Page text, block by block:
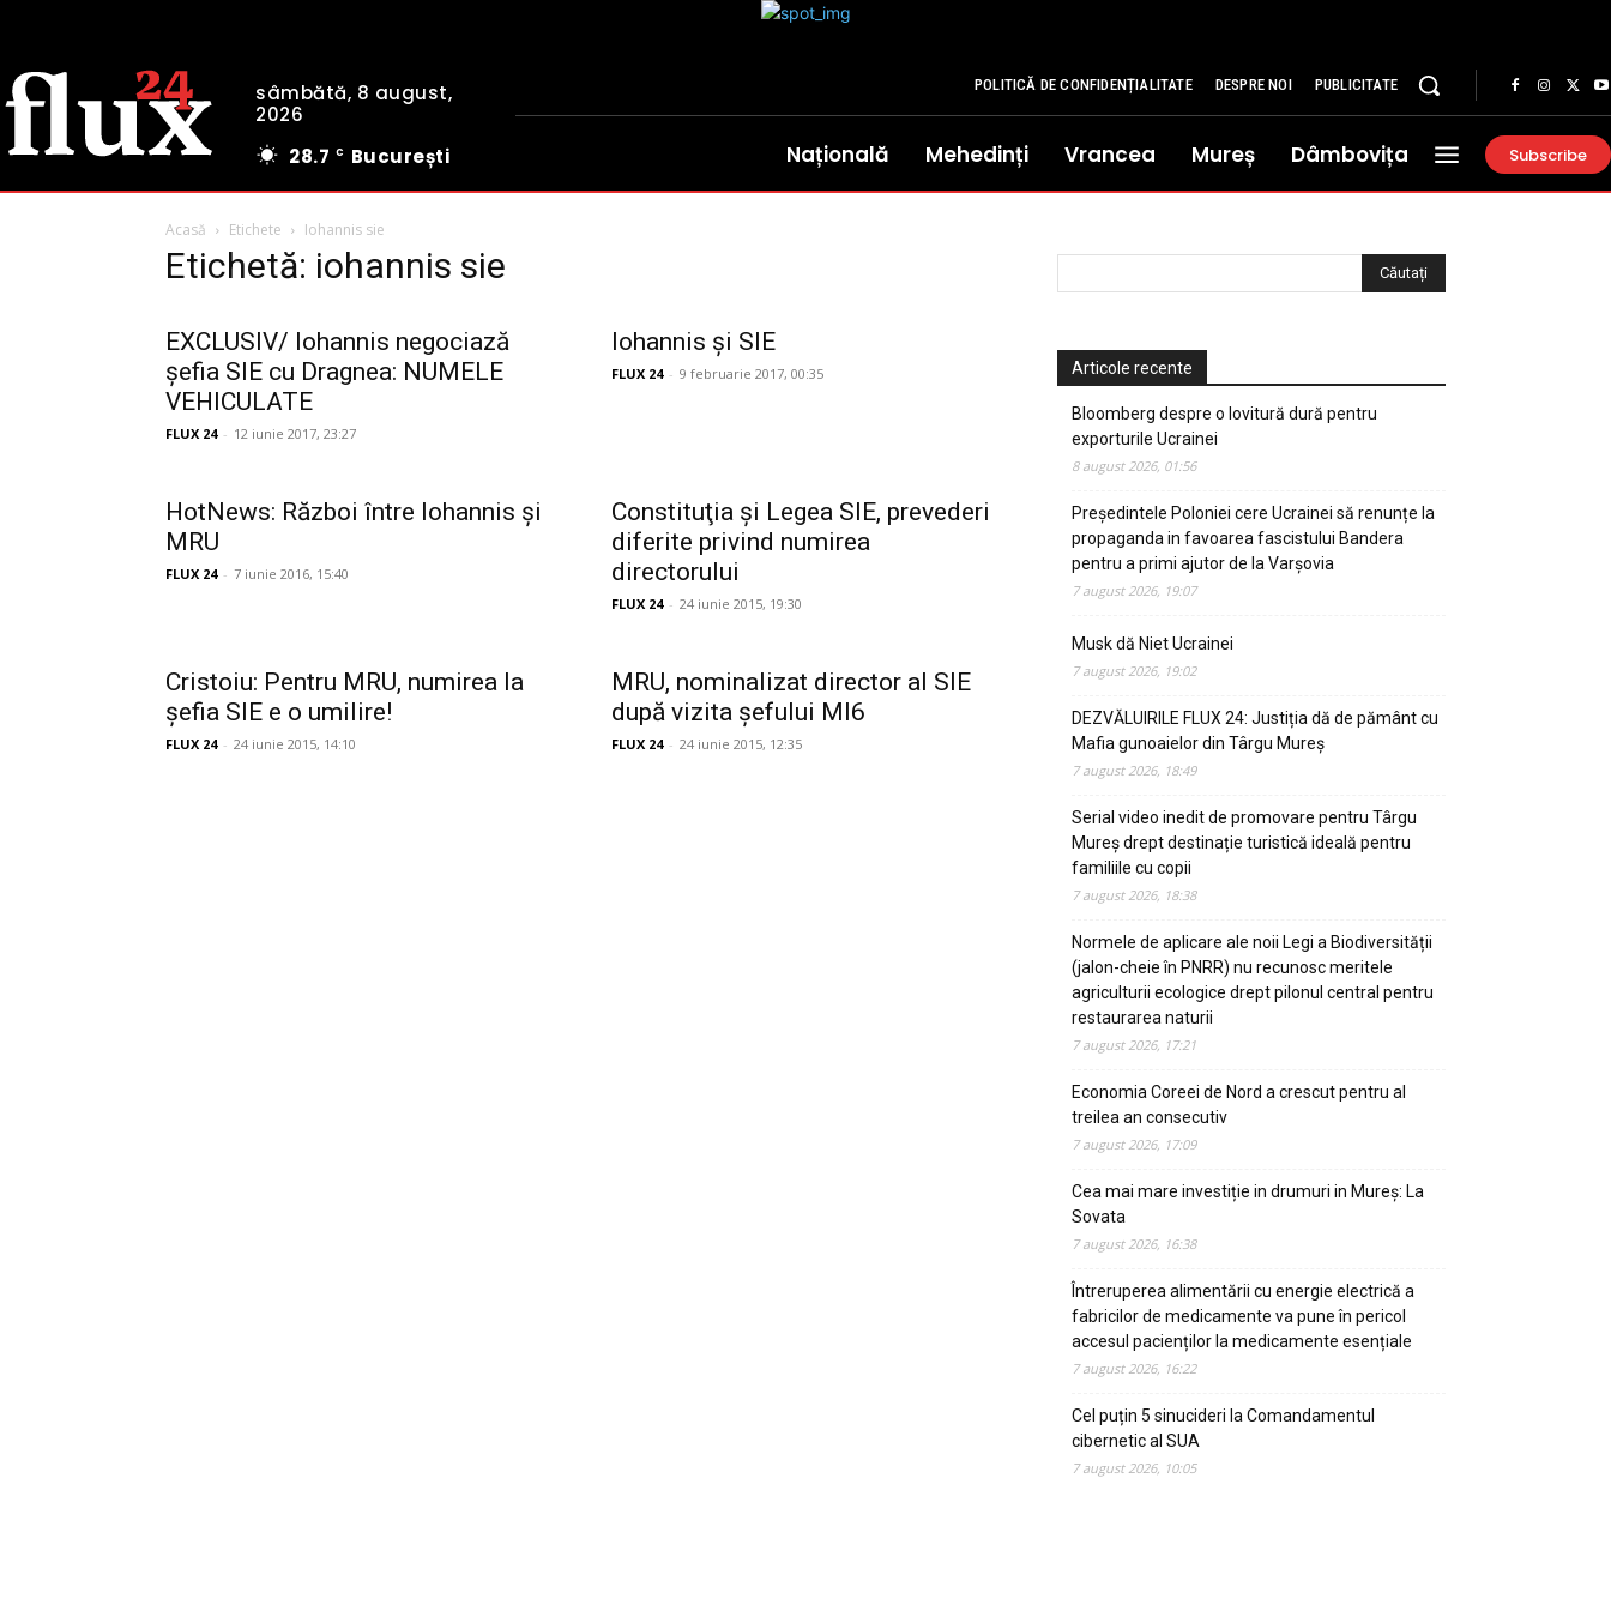
sâmbătă, 8 august,
2026
28.7 C București
POLITICĂ DE CONFIDENȚIALITATE DESPRE NOI PUBLICITATE
Națională Mehedinți Vrancea Mureș Dâmbovița Subscribe
Acasă Etichete Iohannis sie
Etichetă: iohannis sie
EXCLUSIV/ Iohannis negociază
șefia SIE cu Dragnea: NUMELE
VEHICULATE
FLUX 24 - 12 iunie 2017, 23:27
Iohannis și SIE
FLUX 24 - 9 februarie 2017, 00:35
HotNews: Război între Iohannis şi
MRU
FLUX 24 - 7 iunie 2016, 15:40
Constituţia şi Legea SIE, prevederi
diferite privind numirea
directorului
FLUX 24 - 24 iunie 2015, 19:30
Cristoiu: Pentru MRU, numirea la
șefia SIE e o umilire!
FLUX 24 - 24 iunie 2015, 14:10
MRU, nominalizat director al SIE
după vizita șefului MI6
FLUX 24 - 24 iunie 2015, 12:35
Articole recente
Bloomberg despre o lovitură dură pentru
exporturile Ucrainei
8 august 2026, 01:56
Președintele Poloniei cere Ucrainei să renunțe la
propaganda in favoarea fascistului Bandera
pentru a primi ajutor de la Varșovia
7 august 2026, 19:07
Musk dă Niet Ucrainei
7 august 2026, 19:02
DEZVĂLUIRILE FLUX 24: Justiția dă de pământ cu
Mafia gunoaielor din Târgu Mureș
7 august 2026, 18:49
Serial video inedit de promovare pentru Târgu
Mureș drept destinație turistică ideală pentru
familiile cu copii
7 august 2026, 18:38
Normele de aplicare ale noii Legi a Biodiversității
(jalon-cheie în PNRR) nu recunosc meritele
agriculturii ecologice drept pilonul central pentru
restaurarea naturii
7 august 2026, 17:21
Economia Coreei de Nord a crescut pentru al
treilea an consecutiv
7 august 2026, 17:09
Cea mai mare investiție in drumuri in Mureș: La
Sovata
7 august 2026, 16:38
Întreruperea alimentării cu energie electrică a
fabricilor de medicamente va pune în pericol
accesul pacienților la medicamente esențiale
7 august 2026, 16:22
Cel puțin 5 sinucideri la Comandamentul
cibernetic al SUA
7 august 2026, 10:05